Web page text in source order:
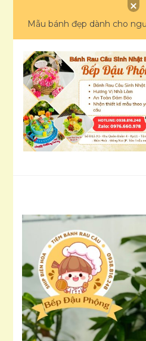
Mẫu bánh đẹp dành cho
Bánh rau
nhật Biên
Đậu
Ẩm thực